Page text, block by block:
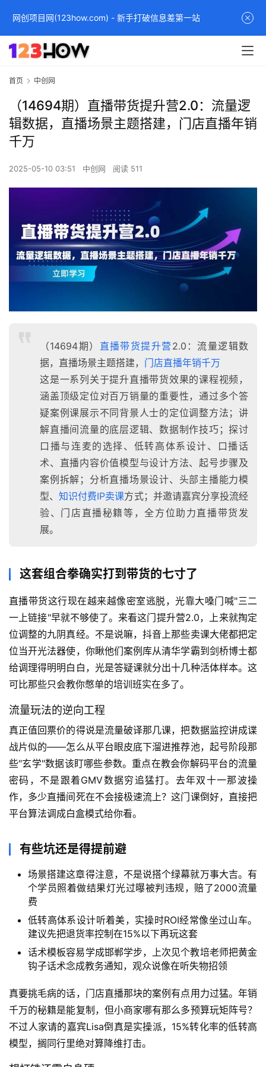
首
页
网
首页 中创网
（14694期）直播带货提升营2.0：流量逻
辑数据，直播场景主题搭建，门店直播年销
千万
2025-05-10 03:51 中创网 阅读 511
（14694期） 直播带货提升营 2.0：流量逻辑数
据，直播场景主题搭建， 门店直播年销千万
这是一系列关于提升直播带货效果的课程视频，
涵盖顶级定位对百万销量的重要性，通过多个答
疑案例课展示不同背景人士的定位调整方法；讲
解直播间流量的底层逻辑、数据制作技巧；探讨
口播与连麦的选择、低转高体系设计、口播话
术、直播内容价值模型与设计方法、起号步骤及
案例拆解；分析直播场景设计、头部主播能力模
型、知识付费IP卖课方式；并邀请嘉宾分享投流经
验、门店直播秘籍等，全方位助力直播带货发
展。
这套组合拳确实打到带货的七寸了
直播带货这行现在越来越像密室逃脱，光靠大嗓门喊"三二
一上链接"早就不够使了。来看这门提升营2.0，上来就掏定
位调整的九阴真经。不是说嘛，抖音上那些卖课大佬都把定
位当开光法器使，你瞅他们案例库从清华学霸到剑桥博士都
给调理得明明白白，光是答疑课就分出十几种活体样本。这
可比那些只会教你憋单的培训班实在多了。
流量玩法的逆向工程
真正值回票价的得说是流量破译那几课，把数据监控讲成谍
战片似的——怎么从平台眼皮底下溜进推荐池，起号阶段那
些"玄学"数据该盯哪些参数。重点在教会你解码平台的流量
密码，不是跟着GMV数据穷追猛打。去年双十一那波操
作，多少直播间死在不会接极速流上？这门课倒好，直接把
平台算法调成白盒模式给你看。
有些坑还是得提前避
场景搭建这章得注意，不是说搭个绿幕就万事大吉。有
个学员照着做结果灯光过曝被判违规，赔了2000流量
费
低转高体系设计听着美，实操时ROI经常像坐过山车。
建议先把退货率控制在15%以下再玩这套
话术模板容易学成邯郸学步，上次见个教培老师把黄金
钩子话术念成教务通知，观众说像在听失物招领
真要挑毛病的话，门店直播那块的案例有点用力过猛。年销
千万的秘籍是能复制，但小商家哪有那么多预算玩矩阵号？
不过人家请的嘉宾Lisa倒真是实操派，15%转化率的低转高
模型，搁同行里绝对算降维打击。
网创项目网(123how.com) - 新手打破信息差第一站